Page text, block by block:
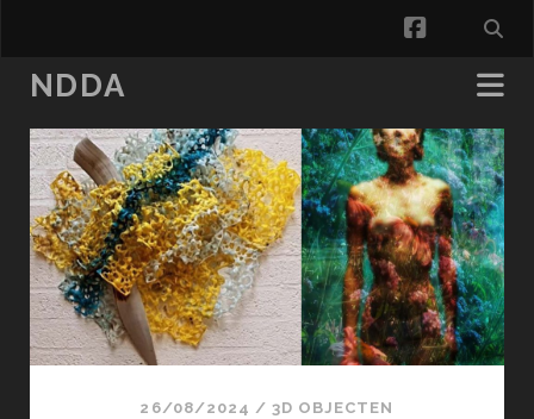
facebook
NDDA
NDDA
Posts
26/08/2024 /3D OBJECTEN